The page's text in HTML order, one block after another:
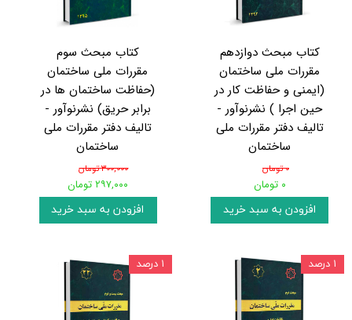
کتاب مبحث دوازدهم
مقررات ملی ساختمان
(ایمنی و حفاظت کار در
حین اجرا ) نشرنوآور -
تالیف دفتر مقررات ملی
ساختمان
۰ تومان
۰ تومان
افزودن به سبد خرید
کتاب مبحث سوم
مقررات ملی ساختمان
(حفاظت ساختمان ها در
برابر حریق) نشرنوآور -
تالیف دفتر مقررات ملی
ساختمان
۳۰۰,۰۰۰ تومان
۲۹۷,۰۰۰ تومان
افزودن به سبد خرید
۱ درصد ۱ درصد